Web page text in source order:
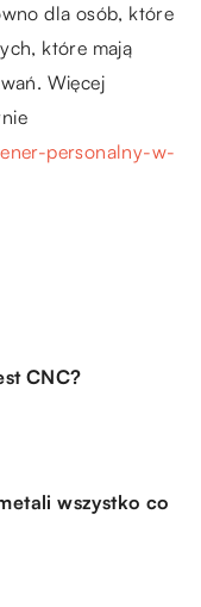
dla osób, które
które mają
Więcej
personalny-w-
CNC?
wszystko co